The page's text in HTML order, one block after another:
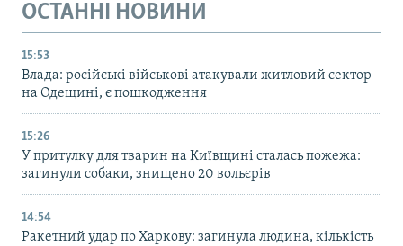
ОСТАННІ НОВИНИ
15:53
Влада: російські військові атакували житловий сектор
на Одещині, є пошкодження
15:26
У притулку для тварин на Київщині сталась пожежа:
загинули собаки, знищено 20 вольєрів
14:54
Ракетний удар по Харкову: загинула людина, кількість